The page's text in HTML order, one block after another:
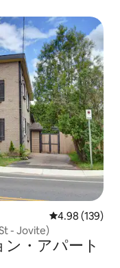
レビュー139
4.98 (139)
- Jovite)
・アパート